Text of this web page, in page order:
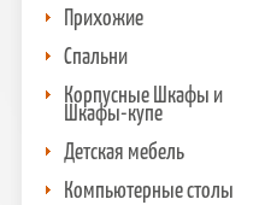
Прихожие
Спальни
Корпусные Шкафы и
Шкафы-купе
Детская мебель
Компьютерные столы